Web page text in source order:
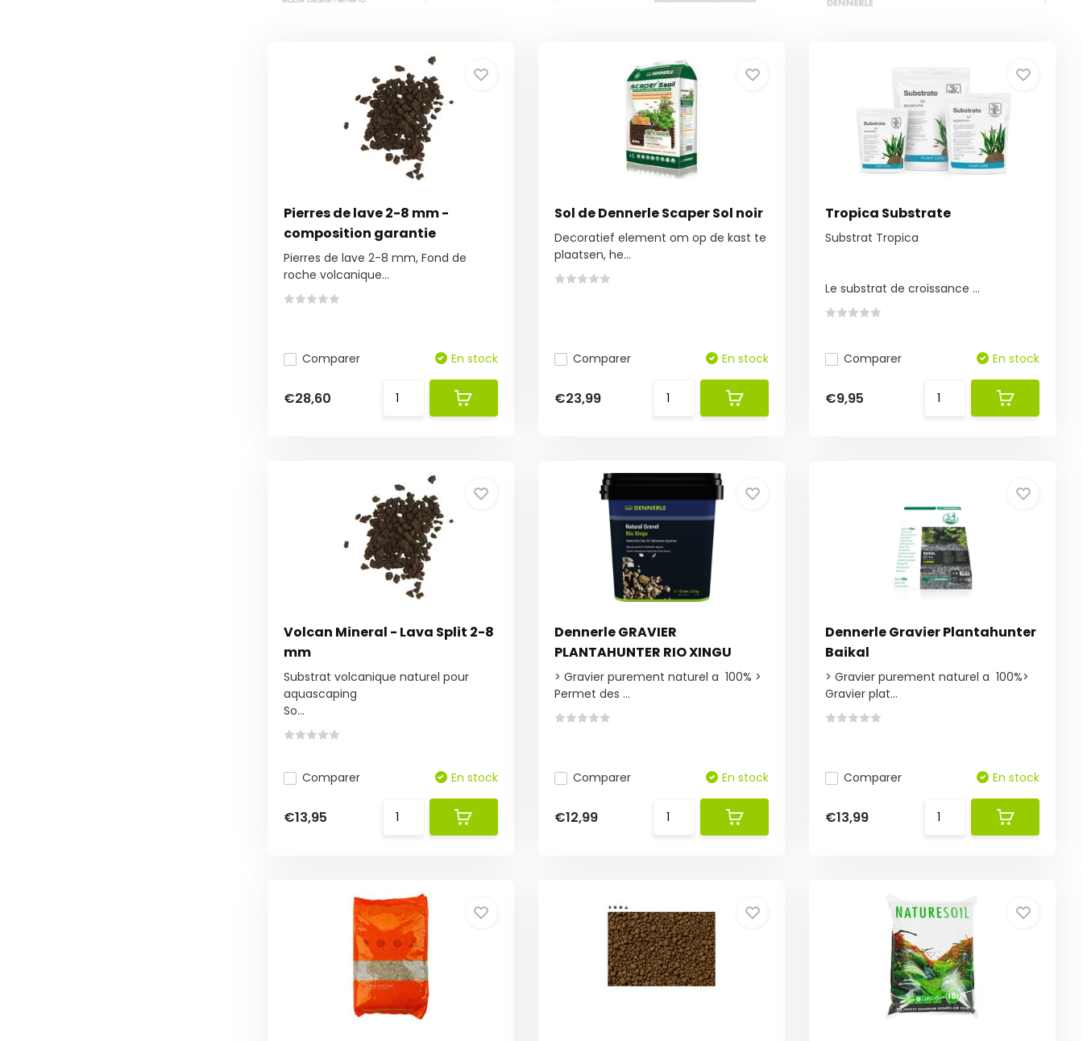
Pierres de lave 2-8 mm -
composition garantie
Pierres de lave 2-8 mm, Fond de
roche volcanique...
Comparer En stock
€28,60
Sol de Dennerle Scaper Sol noir
Decoratief element om op de kast te
plaatsen, he...
Comparer En stock
€23,99
Tropica Substrate
Substrat Tropica
Le substrat de croissance ...
Comparer En stock
€9,95
Volcan Mineral - Lava Split 2-8
mm
Substrat volcanique naturel pour
aquascaping
So...
Comparer En stock
€13,95
Dennerle GRAVIER
PLANTAHUNTER RIO XINGU
> Gravier purement naturel a 100% >
Permet des ...
Comparer En stock
€12,99
Dennerle Gravier Plantahunter
Baikal
> Gravier purement naturel a 100%>
Gravier plat...
Comparer En stock
€13,99